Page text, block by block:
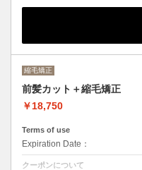
縮毛矯正
前髪カット＋縮毛矯正
￥18,750
Terms of use
Expiration Date：
クーポンについて